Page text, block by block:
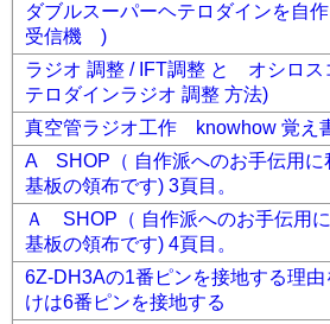
ダブルスーパーヘテロダインを自
受信機 )
ラジオ 調整 / IFT調整 と オシロス
テロダインラジオ 調整 方法)
真空管ラジオ工作 knowhow 覚え
A SHOP（ 自作派へのお手伝用に
基板の領布です) 3頁目。
Ａ SHOP（ 自作派へのお手伝用
基板の領布です) 4頁目。
6Z-DH3Aの1番ピンを接地する理
けは6番ピンを接地する